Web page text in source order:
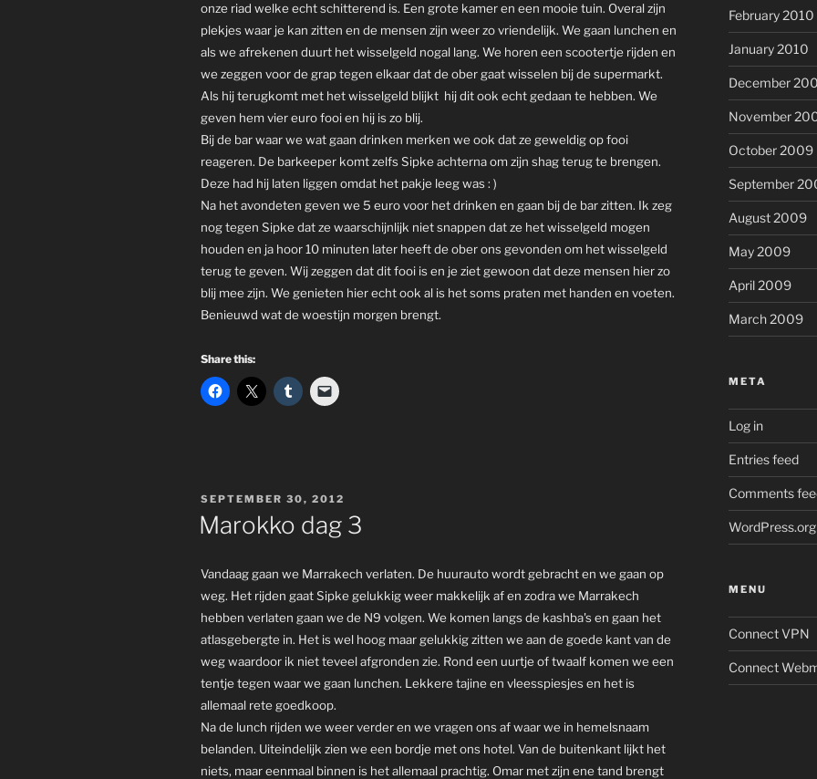
onze riad welke echt schitterend is. Een grote kamer en een mooie tuin. Overal zijn
plekjes waar je kan zitten en de mensen zijn weer zo vriendelijk. We gaan lunchen en
als we afrekenen duurt het wisselgeld nogal lang. We horen een scootertje rijden en
we zeggen voor de grap tegen elkaar dat de ober gaat wisselen bij de supermarkt.
Als hij terugkomt met het wisselgeld blijkt hij dit ook echt gedaan te hebben. We
geven hem vier euro fooi en hij is zo blij.
Bij de bar waar we wat gaan drinken merken we ook dat ze geweldig op fooi
reageren. De barkeeper komt zelfs Sipke achterna om zijn shag terug te brengen.
Deze had hij laten liggen omdat het pakje leeg was : )
Na het avondeten geven we 5 euro voor het drinken en gaan bij de bar zitten. Ik zeg
nog tegen Sipke dat ze waarschijnlijk niet snappen dat ze het wisselgeld mogen
houden en ja hoor 10 minuten later heeft de ober ons gevonden om het wisselgeld
terug te geven. Wij zeggen dat dit fooi is en je ziet gewoon dat deze mensen hier zo
blij mee zijn. We genieten hier echt ook al is het soms praten met handen en voeten.
Benieuwd wat de woestijn morgen brengt.
Share this:
POSTED
ON
SEPTEMBER 30, 2012
Marokko dag 3
Vandaag gaan we Marrakech verlaten. De huurauto wordt gebracht en we gaan op
weg. Het rijden gaat Sipke gelukkig weer makkelijk af en zodra we Marrakech
hebben verlaten gaan we de N9 volgen. We komen langs de kashba's en gaan het
atlasgebergte in. Het is wel hoog maar gelukkig zitten we aan de goede kant van de
weg waardoor ik niet teveel afgronden zie. Rond een uurtje of twaalf komen we een
tentje tegen waar we gaan lunchen. Lekkere tajine en vleesspiesjes en het is
allemaal rete goedkoop.
Na de lunch rijden we weer verder en we vragen ons af waar we in hemelsnaam
belanden. Uiteindelijk zien we een bordje met ons hotel. Van de buitenkant lijkt het
niets, maar eenmaal binnen is het allemaal prachtig. Omar met zijn ene tand brengt
February 2010
January 2010
December
November
October 2009
September
August 2009
May 2009
April 2009
March 2009
META
Log in
Entries feed
Comments
WordPress.org
MENU
Connect VPN
Connect